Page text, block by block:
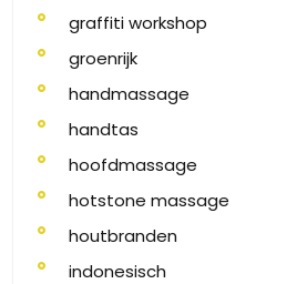
graffiti workshop
groenrijk
handmassage
handtas
hoofdmassage
hotstone massage
houtbranden
indonesisch